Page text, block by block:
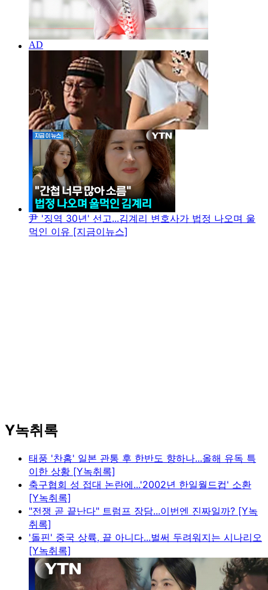
尹 '징역 30년' 선고...김계리 변호사가 법정 나오며 울
먹인 이유 [지금이뉴스]
Y녹취록
태풍 '찬홈' 일본 관통 후 한반도 향하나...올해 유독 특
이한 상황 [Y녹취록]
축구협회 성 접대 논란에...'2002년 한일월드컵' 소환
[Y녹취록]
"전쟁 곧 끝난다" 트럼프 장담...이번엔 진짜일까? [Y녹
취록]
'돌핀' 중국 상륙, 끝 아니다...벌써 두려워지는 시나리오
[Y녹취록]